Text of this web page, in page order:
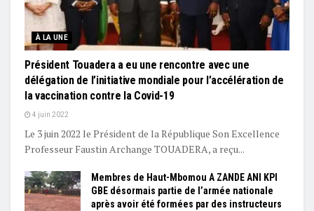
À LA UNE
Président Touadera a eu une rencontre avec une
délégation de l’initiative mondiale pour l’accélération de
la vaccination contre la Covid-19
4 juin 2022
Le 3 juin 2022 le Président de la République Son Excellence
Professeur Faustin Archange TOUADERA, a reçu...
Membres de Haut-Mbomou A ZANDE ANI KPI
GBE désormais partie de l’armée nationale
après avoir été formées par des instructeurs